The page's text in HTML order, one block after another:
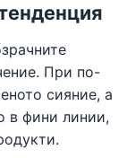
При по-
сияние, а
в фини линии,